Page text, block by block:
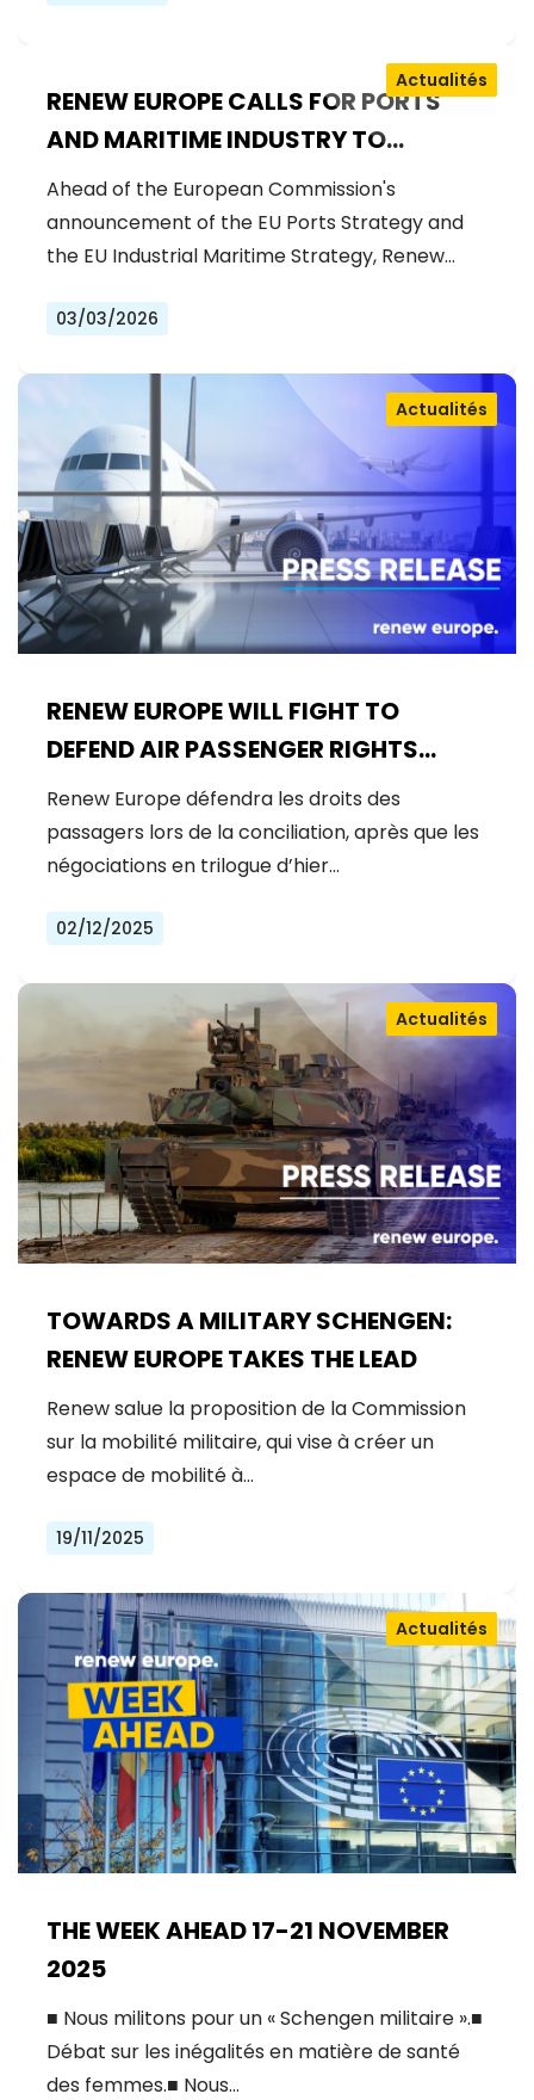
RENEW EUROPE CALLS FOR PORTS
AND MARITIME INDUSTRY TO
BECOME THE BACKBONE OF EU
COMPETITIVENESS AND SECURITY
Actualités
Ahead of the European Commission's
announcement of the EU Ports Strategy and
the EU Industrial Maritime Strategy, Renew…
03/03/2026
RENEW EUROPE WILL FIGHT TO
DEFEND AIR PASSENGER RIGHTS
DESPITE LACK OF AGREEMENT IN
TRILOGUES
Actualités
Renew Europe défendra les droits des
passagers lors de la conciliation, après que les
négociations en trilogue d’hier…
02/12/2025
TOWARDS A MILITARY SCHENGEN:
RENEW EUROPE TAKES THE LEAD
Actualités
Renew salue la proposition de la Commission
sur la mobilité militaire, qui vise à créer un
espace de mobilité à…
19/11/2025
THE WEEK AHEAD 17-21 NOVEMBER
2025
Actualités
■ Nous militons pour un « Schengen militaire ».■
Débat sur les inégalités en matière de santé
des femmes.■ Nous…